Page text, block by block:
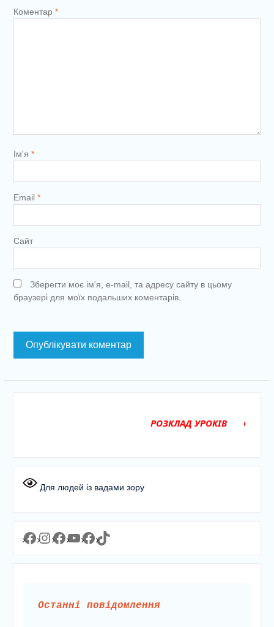
Коментар *
Ім'я *
Email *
Сайт
Зберегти моє ім'я, e-mail, та адресу сайту в цьому
браузері для моїх подальших коментарів.
РОЗКЛАД УРОКІВ
Для людей із вадами зору
Facebook
Instagram
Facebook
YouTube
Facebook
https://www.tiktok.com/@lyceum1man?_t=8YJMx0RJgIf&_r=1
Останні повідомлення